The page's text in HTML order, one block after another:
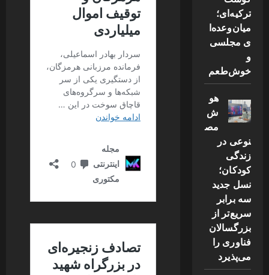
ترکیه‌ای؛
میان‌وعده‌ا
ی مجلسی
و
خوش‌طعم
هو
ش
مص
نوعی در
زندگی
کودکان؛
نسل جدید
سه برابر
سریع‌تر از
بزرگسالان
فناوری را
می‌پذیرد